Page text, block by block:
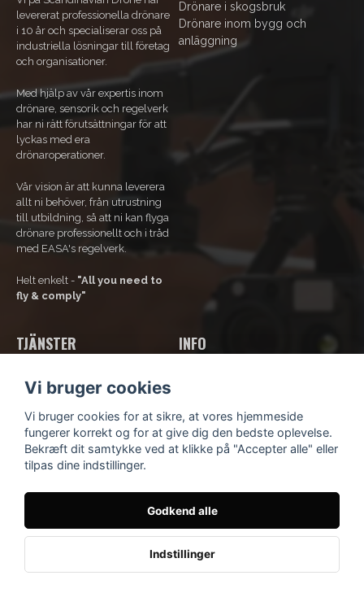
levererat professionella drönare
i 10 år och specialiserar oss på
industriella lösningar till företag
och organisationer.
Med hjälp av vår expertis inom
drönare, sensorik och regelverk
har ni rätt förutsättningar för att
lyckas med era
drönaroperationer.
Vår vision är att kunna leverera
allt ni behöver, från utrustning
till utbildning, så att ni kan flyga
drönare professionellt och i tråd
med EASA's regelverk.
Helt enkelt - "All you need to
fly & comply"
Drönare i skogsbruk
Drönare inom bygg och
anläggning
TJÄNSTER
Bliv rammeaftalekunde
Lej en drone
INFO
Købsbetingelser
Fortrolighedspolitik
Blog
© Scandinavian Drone- Idévägen 9, 312 62 Mellbystrand,
Sverige
KöpvillkorIntegritetspolicy
Vi bruger cookies
Vi bruger cookies for at sikre, at vores hjemmeside
fungerer korrekt og for at give dig den bedste oplevelse.
Bekræft dit samtykke ved at klikke på "Accepter alle" eller
tilpas dine indstillinger.
Godkend alle
Indstillinger